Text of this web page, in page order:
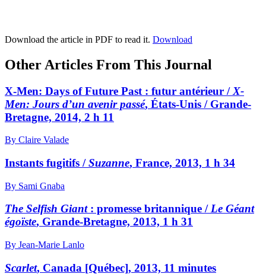
Download the article in PDF to read it. Download
Other Articles From This Journal
X-Men: Days of Future Past : futur antérieur / X-
Men: Jours d’un avenir passé, États-Unis / Grande-
Bretagne, 2014, 2 h 11
By Claire Valade
Instants fugitifs /Suzanne, France, 2013, 1 h 34
By Sami Gnaba
The Selfish Giant: promesse britannique /Le Géant
égoïste, Grande-Bretagne, 2013, 1 h 31
By Jean-Marie Lanlo
Scarlet, Canada [Québec], 2013, 11 minutes